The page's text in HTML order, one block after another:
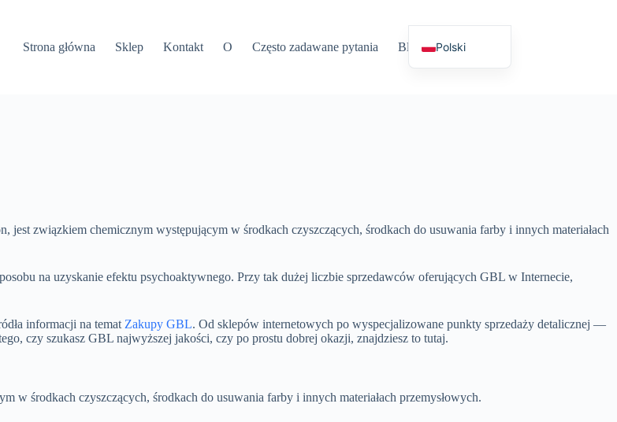
Strona główna
Sklep Kontakt O Często zadawane pytania Blog Języki
związkiem chemicznym występującym w środkach czyszczących, środkach do usuwania farby i innych materiałach
na uzyskanie efektu psychoaktywnego. Przy tak dużej liczbie sprzedawców oferujących GBL w Internecie,
informacji na temat Zakupy GBL. Od sklepów internetowych po wyspecjalizowane punkty sprzedaży detalicznej —
czy szukasz GBL najwyższej jakości, czy po prostu dobrej okazji, znajdziesz to tutaj.
środkach czyszczących, środkach do usuwania farby i innych materiałach przemysłowych.
Polski
Italiano
简体中文
Svenska